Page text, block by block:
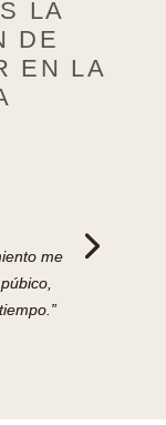
LA
DE
EN LA
me